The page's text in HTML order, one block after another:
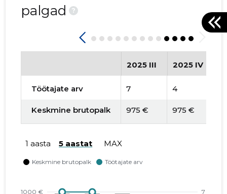
palgad
?
2025 III 2025 IV
Töötajate arv 7 4
Keskmine brutopalk 975 € 975 €
1 aasta 5 aastat MAX